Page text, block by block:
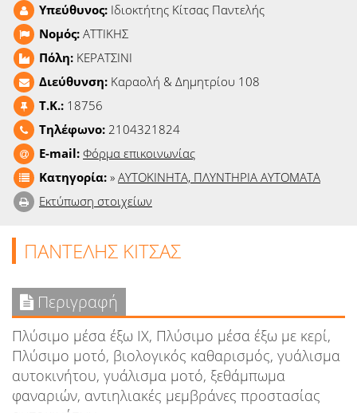
Ραδιόφωνο
Ταινίες
Υπεύθυνος: Ιδιοκτήτης Κίτσας Παντελής
Νομός: ΑΤΤΙΚΗΣ
Πόλη: ΚΕΡΑΤΣΙΝΙ
Διεύθυνση: Καραολή & Δημητρίου 108
T.K.: 18756
Τηλέφωνο: 2104321824
E-mail: Φόρμα επικοινωνίας
Κατηγορία: » ΑΥΤΟΚΙΝΗΤΑ, ΠΛΥΝΤΗΡΙΑ ΑΥΤΟΜΑΤΑ
Εκτύπωση στοιχείων
ΠΑΝΤΕΛΗΣ ΚΙΤΣΑΣ
Περιγραφή
Πλύσιμο μέσα έξω ΙΧ, Πλύσιμο μέσα έξω με κερί,
Πλύσιμο μοτό, βιολογικός καθαρισμός, γυάλισμα
αυτοκινήτου, γυάλισμα μοτό, ξεθάμπωμα
φαναριών, αντιηλιακές μεμβράνες προστασίας